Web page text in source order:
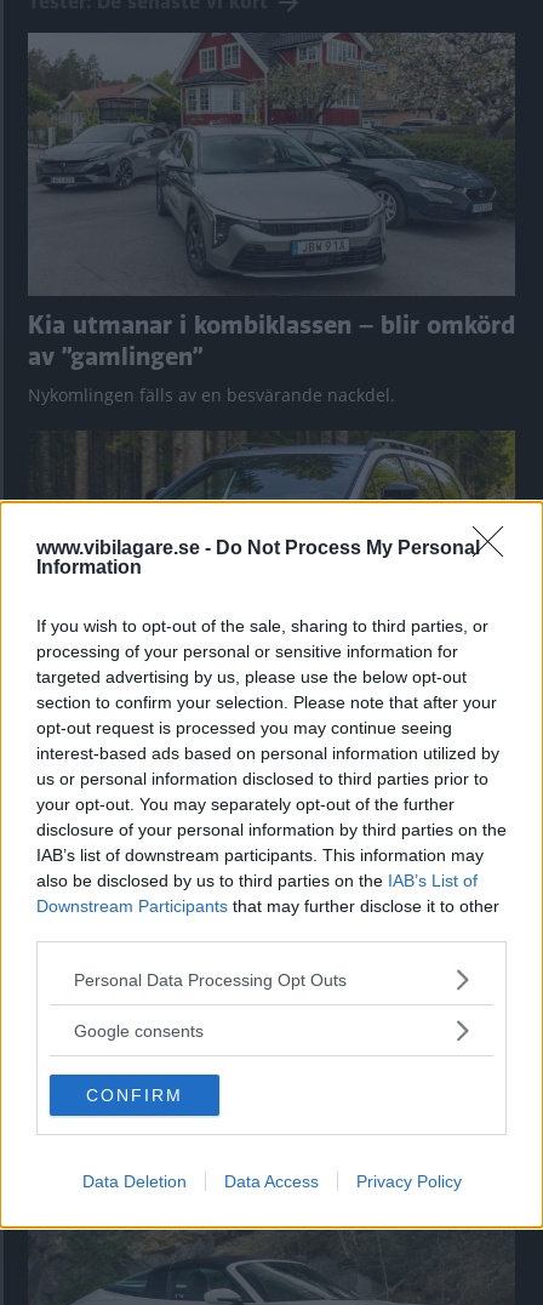
www.vibilagare.se - Do Not Process My Personal
Information
If you wish to opt-out of the sale, sharing to third parties, or
processing of your personal or sensitive information for
targeted advertising by us, please use the below opt-out
section to confirm your selection. Please note that after your
opt-out request is processed you may continue seeing
interest-based ads based on personal information utilized by
us or personal information disclosed to third parties prior to
your opt-out. You may separately opt-out of the further
disclosure of your personal information by third parties on the
IAB’s list of downstream participants. This information may
also be disclosed by us to third parties on the IAB’s List of
Downstream Participants that may further disclose it to other
Please note that this website/app uses one or more Google
not limited to your visit or usage behaviour. You may click to
use your data for below specified purposes in below Google
consent section.
Personal Data Processing Opt Outs
Google consents
CONFIRM
Data Deletion Data Access Privacy Policy
Kia utmanar i kombiklassen – blir omkörd
av ”gamlingen”
Nykomlingen fälls av en besvärande nackdel.
”God chans att bli ny favorit”
Utbudet av terrängdugliga kombibilar har krympt men fylls
nu på av eldrivna Toyota bZ4X Touring. Vi provkör.
Så står sig nya Toyota RAV4